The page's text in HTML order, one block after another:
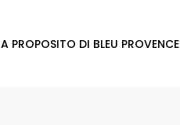
A PROPOSITO DI BLEU PROVENCE